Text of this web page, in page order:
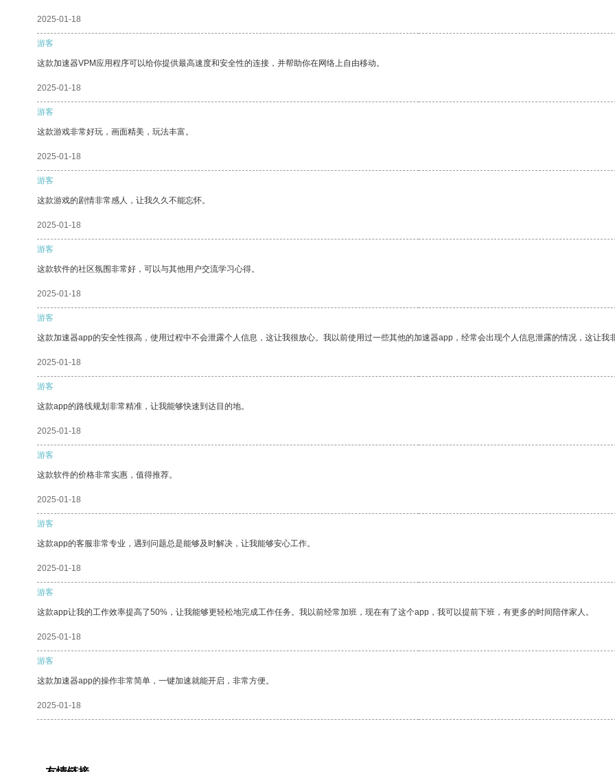
2025-01-18
游客
这款加速器VPM应用程序可以给你提供最高速度和安全性的连接，并帮助你在网络上自由移动。
2025-01-18
游客
这款游戏非常好玩，画面精美，玩法丰富。
2025-01-18
游客
这款游戏的剧情非常感人，让我久久不能忘怀。
2025-01-18
游客
这款软件的社区氛围非常好，可以与其他用户交流学习心得。
2025-01-18
游客
这款加速器app的安全性很高，使用过程中不会泄露个人信息，这让我很放心。我以前使用过一些其他的加速器app，经常会出现个人信息泄露的情况，这让我
2025-01-18
游客
这款app的路线规划非常精准，让我能够快速到达目的地。
2025-01-18
游客
这款软件的价格非常实惠，值得推荐。
2025-01-18
游客
这款app的客服非常专业，遇到问题总是能够及时解决，让我能够安心工作。
2025-01-18
游客
这款app让我的工作效率提高了50%，让我能够更轻松地完成工作任务。我以前经常加班，现在有了这个app，我可以提前下班，有更多的时间陪伴家人。
2025-01-18
游客
这款加速器app的操作非常简单，一键加速就能开启，非常方便。
2025-01-18